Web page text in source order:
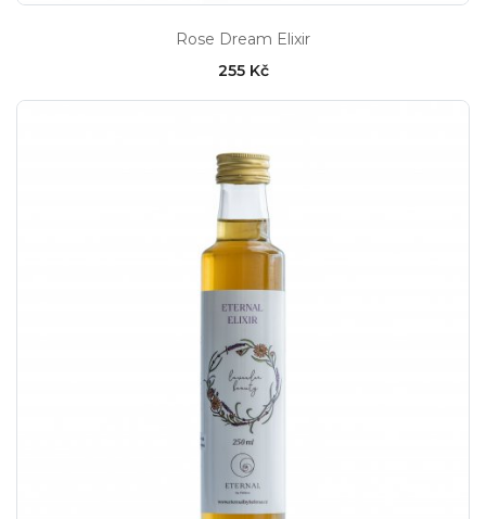
Rose Dream Elixir
255 Kč